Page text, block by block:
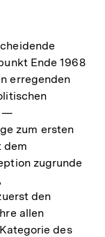
Ende 1968
erregenden
—
zum ersten
dem
zugrunde
den
allen
des